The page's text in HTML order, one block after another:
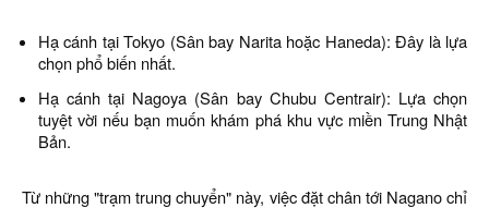
Hạ cánh tại Tokyo (Sân bay Narita hoặc Haneda): Đây là lựa
chọn phổ biến nhất.
Hạ cánh tại Nagoya (Sân bay Chubu Centrair): Lựa chọn
tuyệt vời nếu bạn muốn khám phá khu vực miền Trung Nhật
Bản.
Từ những "trạm trung chuyển" này, việc đặt chân tới Nagano chỉ